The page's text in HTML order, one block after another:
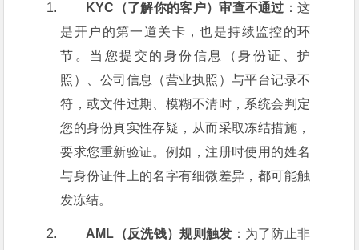
KYC（了解你的客户）审查不通过 ：这
是开户的第一道关卡，也是持续监控的环
节。当您提交的身份信息（身份证、护
照）、公司信息（营业执照）与平台记录不
符，或文件过期、模糊不清时，系统会判定
您的身份真实性存疑，从而采取冻结措施，
要求您重新验证。例如，注册时使用的姓名
与身份证件上的名字有细微差异，都可能触
发冻结。
AML（反洗钱）规则触发 ：为了防止非